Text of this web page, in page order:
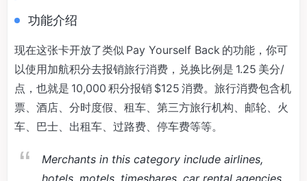
功能介绍
现在这张卡开放了类似 Pay Yourself Back 的功能，你可
以使用加航积分去报销旅行消费，兑换比例是 1.25 美分/
点，也就是 10,000 积分报销 $125 消费。旅行消费包含机
票、酒店、分时度假、租车、第三方旅行机构、邮轮、火
车、巴士、出租车、过路费、停车费等等。
Merchants in this category include airlines,